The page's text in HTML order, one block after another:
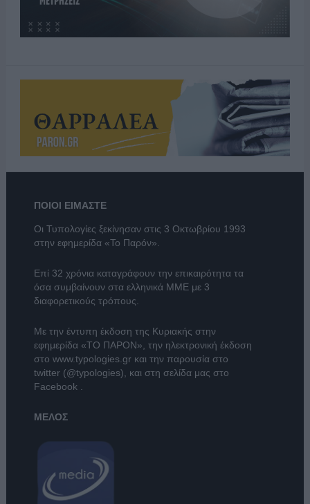
ΠΟΙΟΙ ΕΙΜΑΣΤΕ
Οι Τυπολογίες ξεκίνησαν στις 3 Οκτωβρίου 1993
στην εφημερίδα «Το Παρόν».
Επί 32 χρόνια καταγράφουν την επικαιρότητα τα
όσα συμβαίνουν στα ελληνικά ΜΜΕ με 3
διαφορετικούς τρόπους.
Με την έντυπη έκδοση της Κυριακής στην
εφημερίδα «ΤΟ ΠΑΡΟΝ», την ηλεκτρονική έκδοση
στο www.typologies.grκαι την παρουσία στο
twitter (@typologies), και στη σελίδα μας στο
Facebook .
ΜΕΛΟΣ